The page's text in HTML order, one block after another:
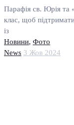
Парафія св. Юрія та
клас, щоб
із
Новини, Фото
News 3 Жов 2024